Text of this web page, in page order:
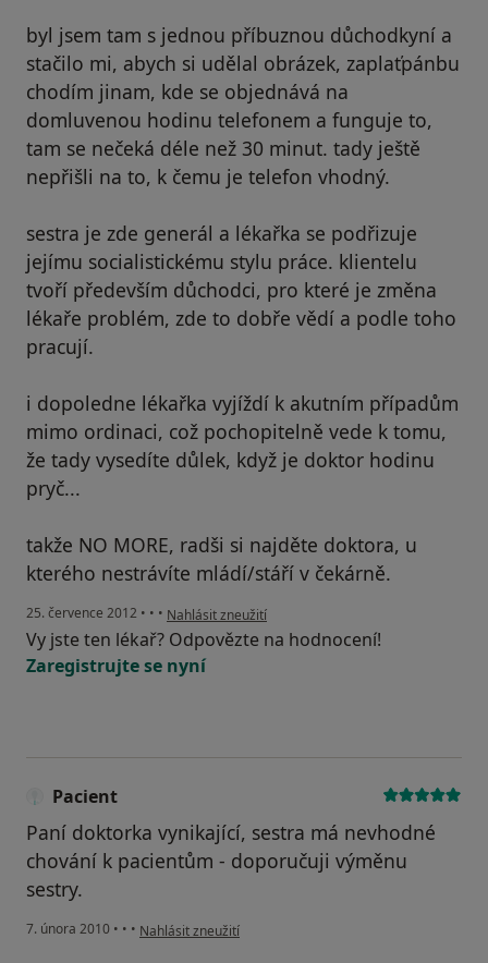
byl jsem tam s jednou příbuznou důchodkyní a
stačilo mi, abych si udělal obrázek, zaplaťpánbu
chodím jinam, kde se objednává na
domluvenou hodinu telefonem a funguje to,
tam se nečeká déle než 30 minut. tady ještě
nepřišli na to, k čemu je telefon vhodný.
sestra je zde generál a lékařka se podřizuje
jejímu socialistickému stylu práce. klientelu
tvoří především důchodci, pro které je změna
lékaře problém, zde to dobře vědí a podle toho
pracují.
i dopoledne lékařka vyjíždí k akutním případům
mimo ordinaci, což pochopitelně vede k tomu,
že tady vysedíte důlek, když je doktor hodinu
pryč...
takže NO MORE, radši si najděte doktora, u
kterého nestrávíte mládí/stáří v čekárně.
25. července 2012 • • • podle názoru uživatele Váš účet byl odstraněn
Nahlásit zneužití
Vy jste ten lékař? Odpovězte na hodnocení!
Zaregistrujte se nyní
Pacient
Paní doktorka vynikající, sestra má nevhodné
chování k pacientům - doporučuji výměnu
sestry.
7. února 2010 • • • podle názoru uživatele Pacient
Nahlásit zneužití